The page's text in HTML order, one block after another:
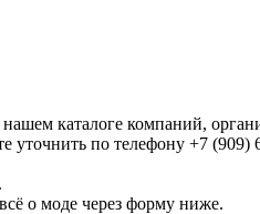
каталоге компаний,
по телефону +7 (909)
о моде через форму ниже.